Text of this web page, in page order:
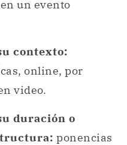
un evento
contexto:
online, por
video.
duración o
ponencias